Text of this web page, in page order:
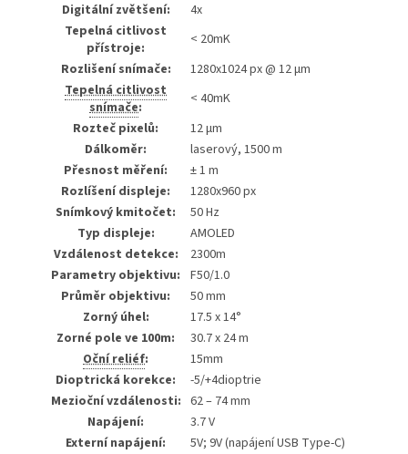
Digitální zvětšení:
4x
Tepelná citlivost
přístroje:
< 20mK
Rozlišení snímače:
1280x1024 px @ 12 µm
Tepelná citlivost
snímače:
< 40mK
Rozteč pixelů:
12 µm
Dálkoměr:
laserový, 1500 m
Přesnost měření:
± 1 m
Rozlíšení displeje:
1280x960 px
Snímkový kmitočet:
50 Hz
Typ displeje:
AMOLED
Vzdálenost detekce:
2300m
Parametry objektivu: F50/1.0
Průměr objektivu:
50 mm
Zorný úhel:
17.5 x 14°
Zorné pole ve 100m:
30.7 x 24 m
Oční reliéf:
15mm
Dioptrická korekce:
-5/+4dioptrie
Mezioční vzdálenosti: 62 – 74 mm
Napájení:
3.7 V
Externí napájení:
5V; 9V (napájení USB Type-C)